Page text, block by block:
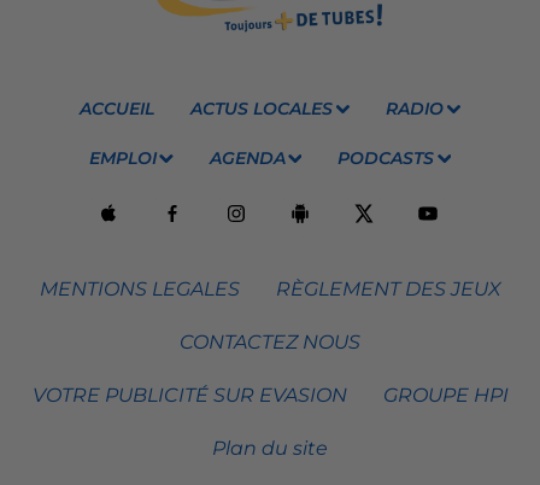
ACCUEIL ACTUS LOCALES RADIO
EMPLOI AGENDA PODCASTS
MENTIONS LEGALES RÈGLEMENT DES JEUX
CONTACTEZ NOUS
VOTRE PUBLICITÉ SUR EVASION GROUPE HPI
Plan du site